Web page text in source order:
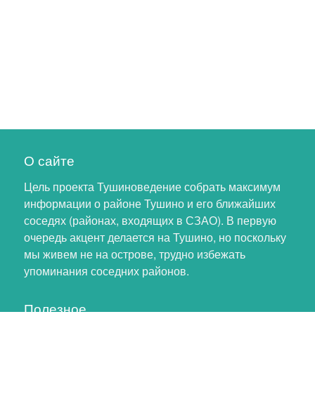
О сайте
Цель проекта Тушиноведение собрать максимум
информации о районе Тушино и его ближайших
соседях (районах, входящих в СЗАО). В первую
очередь акцент делается на Тушино, но поскольку
мы живем не на острове, трудно избежать
упоминания соседних районов.
Полезное